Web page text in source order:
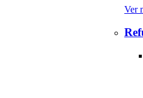
Ver